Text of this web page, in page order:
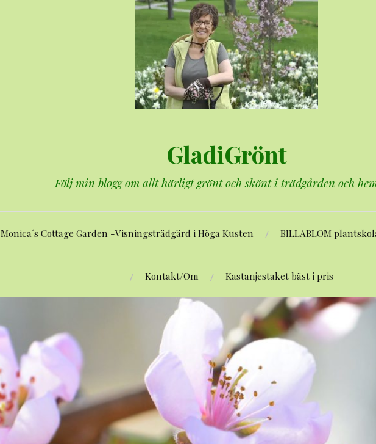
GladiGrönt
Följ min blogg om allt härligt grönt och skönt i trädgården och
Monica´s Cottage Garden -Visningsträdgård i Höga Kusten BILLABLOM
Kontakt/Om Kastanjestaket bäst i pris